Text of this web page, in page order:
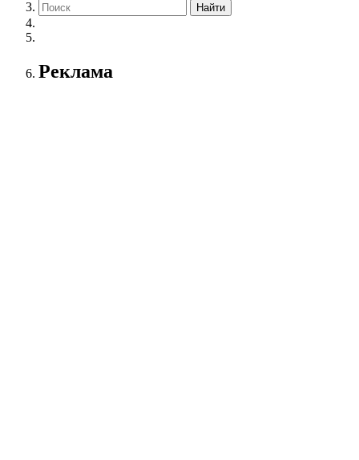
Реклама